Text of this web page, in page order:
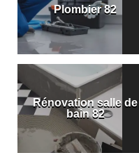
Plombier 82
Rénovation salle de
bain 82